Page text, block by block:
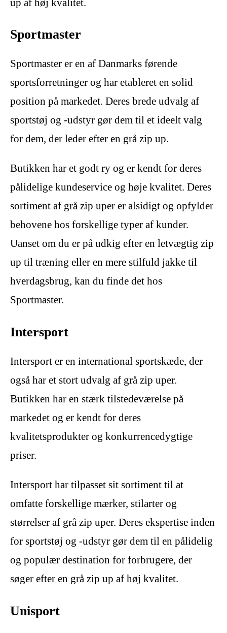
up af høj kvalitet.
Sportmaster
Sportmaster er en af Danmarks førende
sportsforretninger og har etableret en solid
position på markedet. Deres brede udvalg af
sportstøj og -udstyr gør dem til et ideelt valg
for dem, der leder efter en grå zip up.
Butikken har et godt ry og er kendt for deres
pålidelige kundeservice og høje kvalitet. Deres
sortiment af grå zip uper er alsidigt og opfylder
behovene hos forskellige typer af kunder.
Uanset om du er på udkig efter en letvægtig zip
up til træning eller en mere stilfuld jakke til
hverdagsbrug, kan du finde det hos
Sportmaster.
Intersport
Intersport er en international sportskæde, der
også har et stort udvalg af grå zip uper.
Butikken har en stærk tilstedeværelse på
markedet og er kendt for deres
kvalitetsprodukter og konkurrencedygtige
priser.
Intersport har tilpasset sit sortiment til at
omfatte forskellige mærker, stilarter og
størrelser af grå zip uper. Deres ekspertise inden
for sportstøj og -udstyr gør dem til en pålidelig
og populær destination for forbrugere, der
søger efter en grå zip up af høj kvalitet.
Unisport